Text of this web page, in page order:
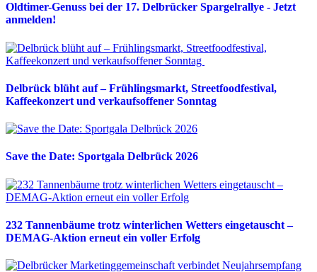
Oldtimer-Genuss bei der 17. Delbrücker Spargelrallye - Jetzt
anmelden!
Delbrück blüht auf – Frühlingsmarkt, Streetfoodfestival,
Kaffeekonzert und verkaufsoffener Sonntag
Save the Date: Sportgala Delbrück 2026
232 Tannenbäume trotz winterlichen Wetters eingetauscht –
DEMAG-Aktion erneut ein voller Erfolg